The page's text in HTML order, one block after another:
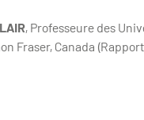
, Professeure des
Fraser, Canada